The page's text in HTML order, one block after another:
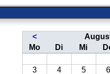
Kontakt
<
MontagDienstag
Mi
3
4 5 6